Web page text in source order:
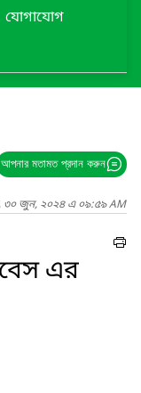
যোগাযোগ
আপনার মতামত প্রদান করুন
৩০ জুন, ২০২৪ এ ০৯:৫৯ AM
এর